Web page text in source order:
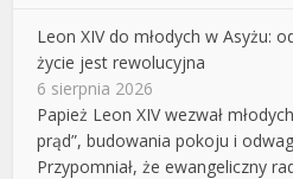
Leon XIV do młodych w Asyżu:
życie jest rewolucyjna
6 sierpnia 2026
Papież Leon XIV wezwał
prąd”, budowania pokoju i
Przypomniał, że ewangeliczny